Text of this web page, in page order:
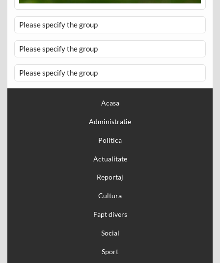
Please specify the group
Please specify the group
Please specify the group
Acasa
Administratie
Politica
Actualitate
Reportaj
Cultura
Fapt divers
Social
Sport